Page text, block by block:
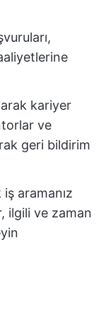
kariyer
ve
geri bildirim
aramanız
ilgili ve zaman